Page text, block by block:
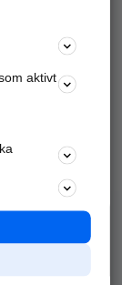
mot
dig.
aktivt